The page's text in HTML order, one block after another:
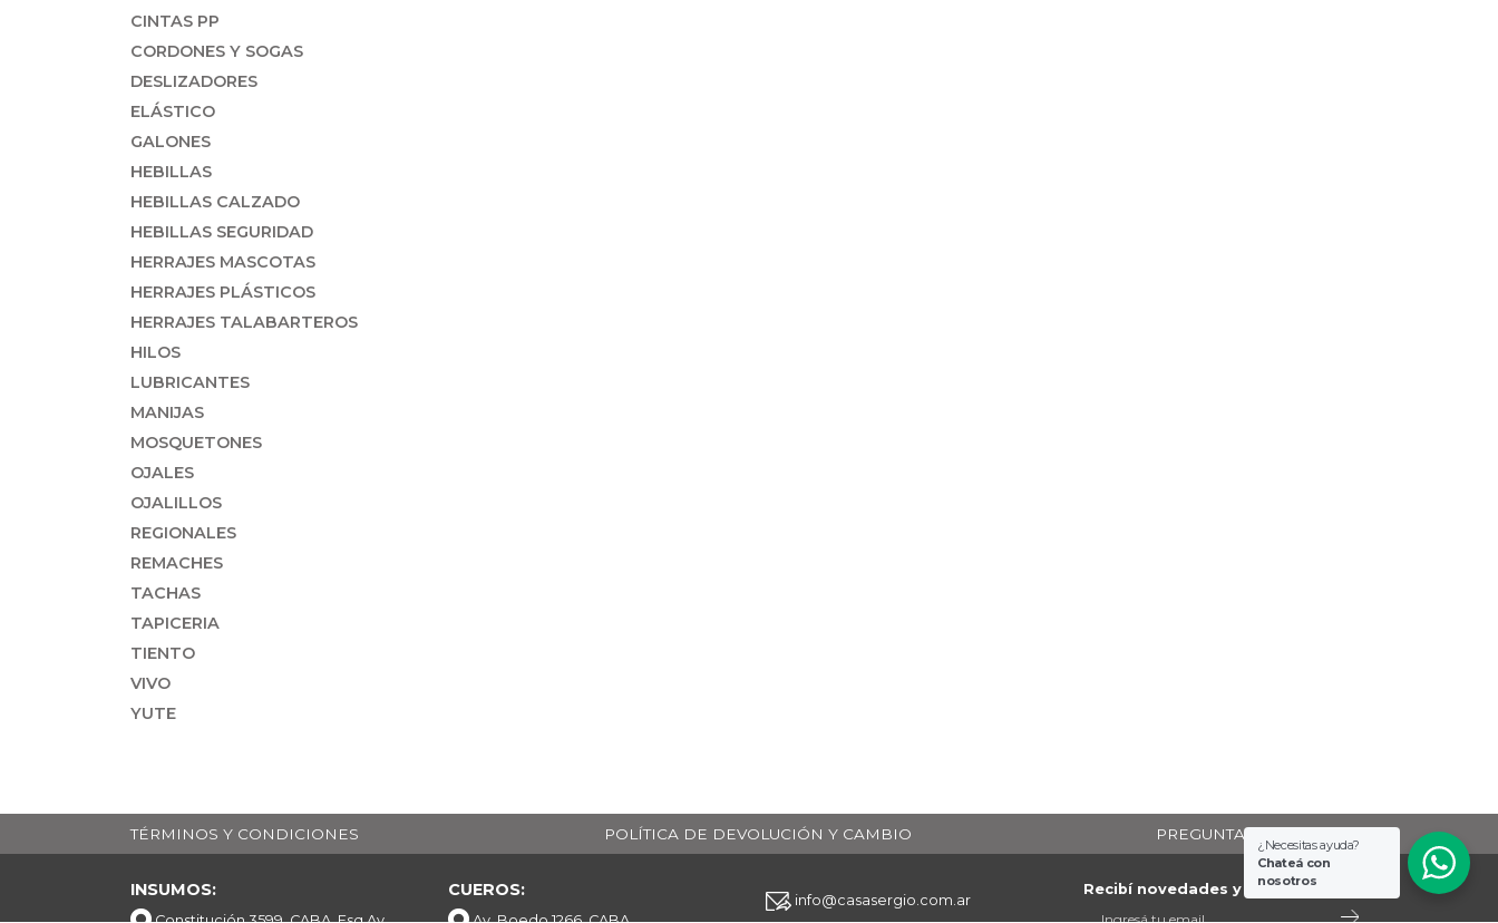
CINTAS PP
CORDONES Y SOGAS
DESLIZADORES
ELÁSTICO
GALONES
HEBILLAS
HEBILLAS CALZADO
HEBILLAS SEGURIDAD
HERRAJES MASCOTAS
HERRAJES PLÁSTICOS
HERRAJES TALABARTEROS
HILOS
LUBRICANTES
MANIJAS
MOSQUETONES
OJALES
OJALILLOS
REGIONALES
REMACHES
TACHAS
TAPICERIA
TIENTO
VIVO
YUTE
TÉRMINOS Y CONDICIONES POLÍTICA DE DEVOLUCIÓN Y CAMBIO PREGUNTAS FRECUENTES
INSUMOS: CUEROS:
info@casasergio.com.ar
Recibí novedades y promociones
¿Necesitas ayuda?
Chateá con
nosotros